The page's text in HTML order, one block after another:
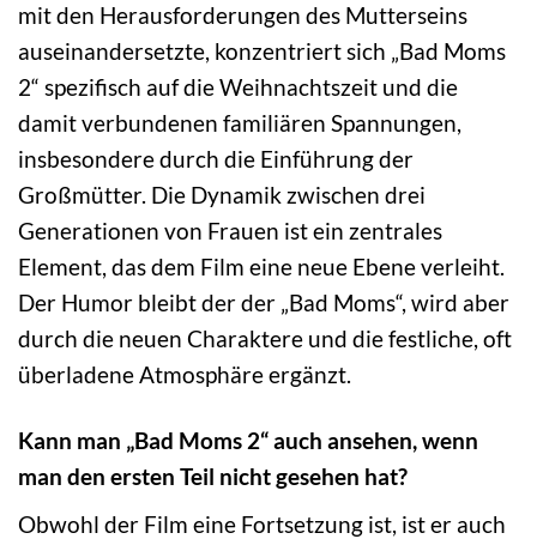
mit den Herausforderungen des Mutterseins
auseinandersetzte, konzentriert sich „Bad Moms
2“ spezifisch auf die Weihnachtszeit und die
damit verbundenen familiären Spannungen,
insbesondere durch die Einführung der
Großmütter. Die Dynamik zwischen drei
Generationen von Frauen ist ein zentrales
Element, das dem Film eine neue Ebene verleiht.
Der Humor bleibt der der „Bad Moms“, wird aber
durch die neuen Charaktere und die festliche, oft
überladene Atmosphäre ergänzt.
Kann man „Bad Moms 2“ auch ansehen, wenn
man den ersten Teil nicht gesehen hat?
Obwohl der Film eine Fortsetzung ist, ist er auch